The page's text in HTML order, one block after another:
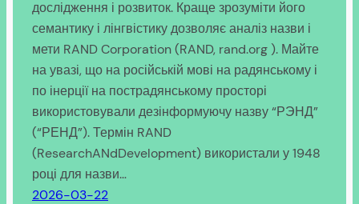
дослідження і розвиток. Краще зрозуміти його
семантику і лінгвістику дозволяє аналіз назви і
мети RAND Corporation (RAND, rand.org ). Майте
на увазі, що на російській мові на радянському і
по інерції на пострадянському просторі
використовували дезінформуючу назву “РЭНД”
(“РЕНД”). Термін RAND
(ResearchANdDevelopment) використали у 1948
році для назви…
2026-03-22